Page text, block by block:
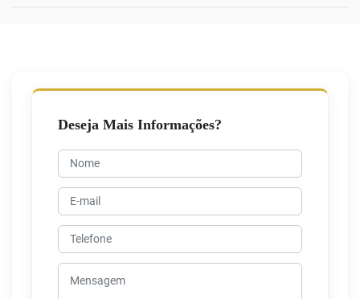
Deseja Mais Informações?